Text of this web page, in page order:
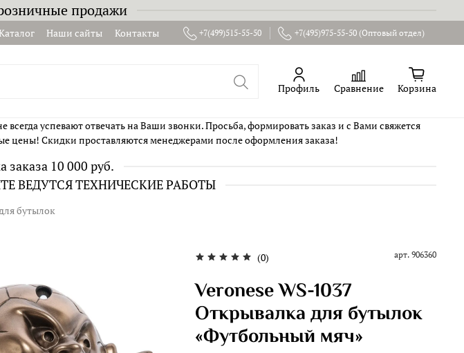
продажи
Наши сайты Контакты +7(499)515-55-50 +7(495)975-55-50 (Оптовый отдел)
Профиль Сравнение Корзина
успевают отвечать на Ваши звонки. Просьба, формировать заказ и с Вами свяжется
цены! Скидки проставляются менеджерами после оформления заказа!
10 000 руб.
ВЕДУТСЯ ТЕХНИЧЕСКИЕ РАБОТЫ
бутылок
(0) арт. 906360
Veronese WS-1037
Открывалка для бутылок
«Футбольный мяч»